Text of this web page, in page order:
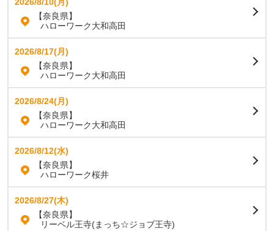
【奈良県】
ハローワーク大和高田
2026/8/17(月)
【奈良県】
ハローワーク大和高田
2026/8/24(月)
【奈良県】
ハローワーク大和高田
2026/8/12(水)
【奈良県】
ハローワーク桜井
2026/8/27(木)
【奈良県】
リーベル王寺(まっち☆ジョブ王寺)